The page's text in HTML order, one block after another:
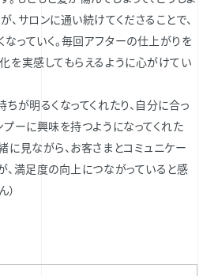
、サロンに通い続けてくださることで、
っていく。毎回アフターの仕上がりを
を実感してもらえるように心がけてい
ちが明るくなってくれたり、自分に合っ
プーに興味を持つようになってくれた
に見ながら、お客さまとコミュニケー
、満足度の向上につながっていると感
）